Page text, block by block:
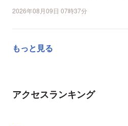
2026年08月09日 07時37分
もっと見る
アクセスランキング